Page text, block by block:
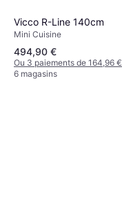
Vicco R-Line 140cm
Mini Cuisine
494,90 €
Ou 3 paiements de 164,96 €
6 magasins